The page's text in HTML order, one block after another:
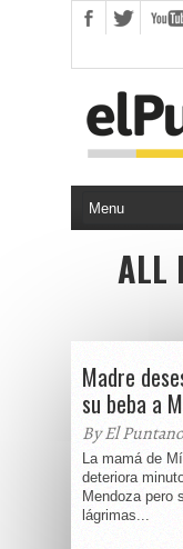
ALL
Madre
su beba a
By El
La mamá de
deteriora
Mendoza pero
lágrimas...